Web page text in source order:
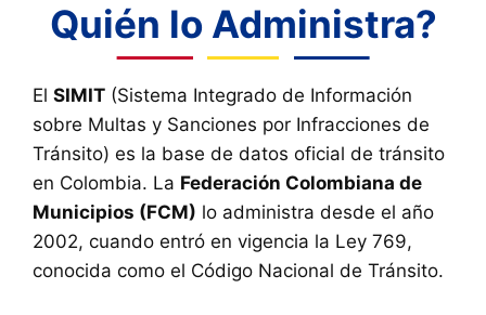
Quién lo Administra?
El SIMIT (Sistema Integrado de Información
sobre Multas y Sanciones por Infracciones de
Tránsito) es la base de datos oficial de tránsito
en Colombia. La Federación Colombiana de
Municipios (FCM) lo administra desde el año
2002, cuando entró en vigencia la Ley 769,
conocida como el Código Nacional de Tránsito.